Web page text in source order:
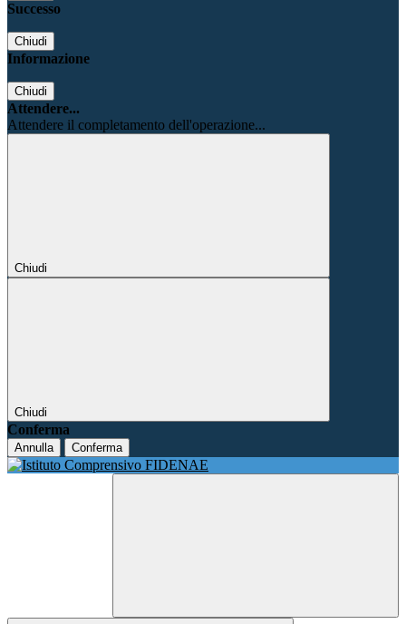
Successo
Chiudi
Informazione
Chiudi
Attendere...
Attendere il completamento dell'operazione...
Chiudi
Chiudi
Conferma
Annulla Conferma